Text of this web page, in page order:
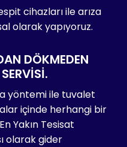
cihazları ile arıza
olarak yapıyoruz.
DÖKMEDEN
yöntemi ile tuvalet
içinde herhangi bir
Yakın Tesisat
olarak gider